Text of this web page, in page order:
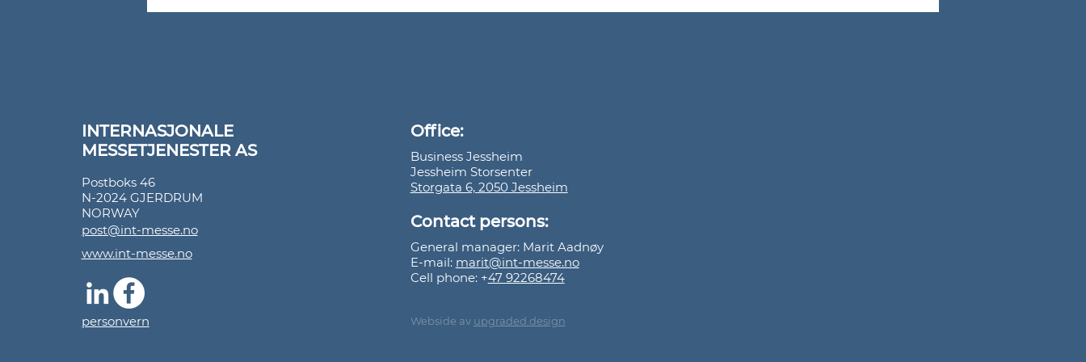
INTERNASJONALE
MESSETJENESTER AS
Postboks 46
N-2024 GJERDRUM
NORWAY
post@int-messe.no
www.int-messe.no
personvern
Office:
Business Jessheim
Jessheim Storsenter
Storgata 6, 2050 Jessheim
Contact persons:
General manager: Marit Aadnøy
E-mail: marit@int-messe.no
Cell phone: +47 92268474
Webside av upgraded.design